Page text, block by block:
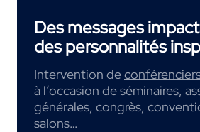
Des messages
des personnalités
Intervention de
à l’occasion de séminaires,
générales, congrès,
salons…